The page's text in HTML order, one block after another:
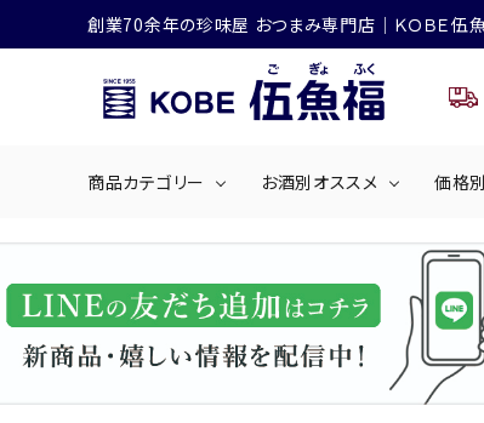
創業70余年の珍味屋 おつまみ専門店│ＫＯＢＥ伍魚
商品カテゴリー
くぎ煮 海産物
佃煮・ごはんのおとも
お酒別オススメ 価格別
ACCOUNT MENU